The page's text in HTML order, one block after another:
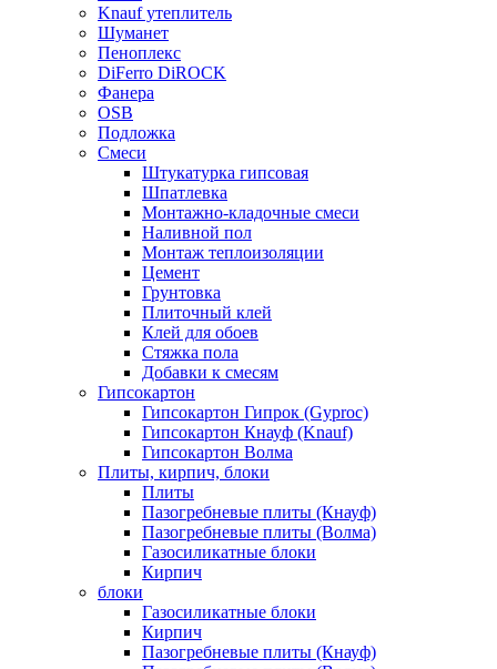
Knauf утеплитель
Шуманет
Пеноплекс
DiFerro DiROCK
Фанера
OSB
Подложка
Смеси
Штукатурка гипсовая
Шпатлевка
Монтажно-кладочные смеси
Наливной пол
Монтаж теплоизоляции
Цемент
Грунтовка
Плиточный клей
Клей для обоев
Стяжка пола
Добавки к смесям
Гипсокартон
Гипсокартон Гипрок (Gyproc)
Гипсокартон Кнауф (Knauf)
Гипсокартон Волма
Плиты, кирпич, блоки
Плиты
Пазогребневые плиты (Кнауф)
Пазогребневые плиты (Волма)
Газосиликатные блоки
Кирпич
блоки
Газосиликатные блоки
Кирпич
Пазогребневые плиты (Кнауф)